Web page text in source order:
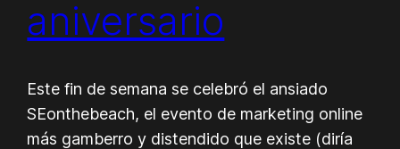
aniversario
Este fin de semana se celebró el ansiado
SEonthebeach, el evento de marketing online
más gamberro y distendido que existe (diría